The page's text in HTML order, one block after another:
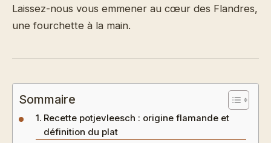
Laissez-nous vous emmener au cœur des Flandres,
une fourchette à la main.
Sommaire
Recette potjevleesch : origine flamande et
définition du plat